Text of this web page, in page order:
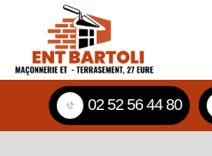
02 52 56 44 80